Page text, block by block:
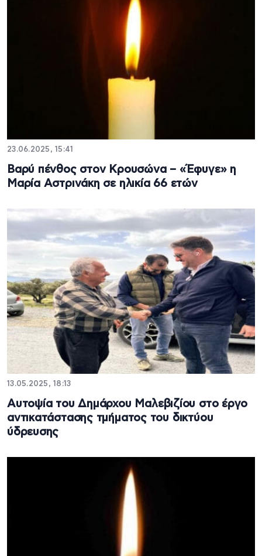
23.06.2025, 15:41
Βαρύ πένθος στον Κρουσώνα – «Έφυγε» η
Μαρία Αστρινάκη σε ηλικία 66 ετών
13.05.2025, 18:13
Αυτοψία του Δημάρχου Μαλεβιζίου στο έργο
αντικατάστασης τμήματος του δικτύου
ύδρευσης